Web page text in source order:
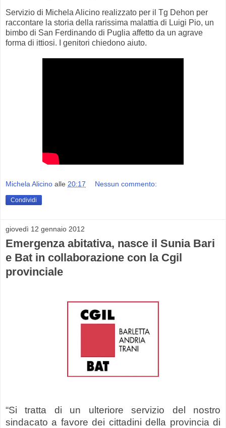
Servizio di Michela Alicino realizzato per il Tg Dehon per
raccontare la storia della rarissima malattia di Luigi Pio, un
bimbo di San Ferdinando di Puglia affetto da un agrave
forma di ittiosi. I genitori chiedono aiuto.
Michela Alicino alle 20:17 Nessun commento:
Condividi
giovedì 12 gennaio 2012
Emergenza abitativa, nasce il Sunia Bari
e Bat in collaborazione con la Cgil
provinciale
“Si tratta di un ulteriore servizio del nostro
sindacato a favore dei cittadini della provincia di